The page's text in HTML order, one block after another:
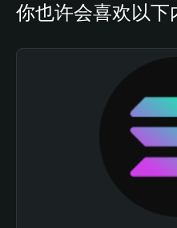
你也许会喜欢以下